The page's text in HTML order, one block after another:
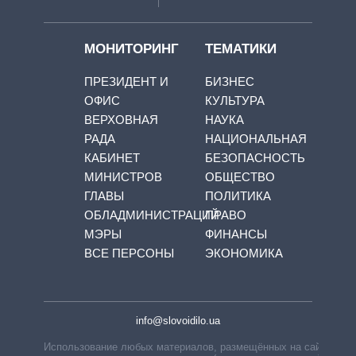
МОНИТОРИНГ
ПРЕЗИДЕНТ И
ОФИС
ВЕРХОВНАЯ
РАДА
КАБИНЕТ
МИНИСТРОВ
ГЛАВЫ
ОБЛАДМИНИСТРАЦИЙ
МЭРЫ
ВСЕ ПЕРСОНЫ
ТЕМАТИКИ
БИЗНЕС
КУЛЬТУРА
НАУКА
НАЦИОНАЛЬНАЯ
БЕЗОПАСНОСТЬ
ОБЩЕСТВО
ПОЛИТИКА
ПРАВО
ФИНАНСЫ
ЭКОНОМИКА
info@slovoidilo.ua
Использование любых материалов, размещённых на сайте,